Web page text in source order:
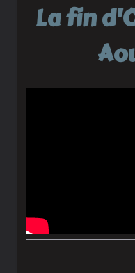
La fin